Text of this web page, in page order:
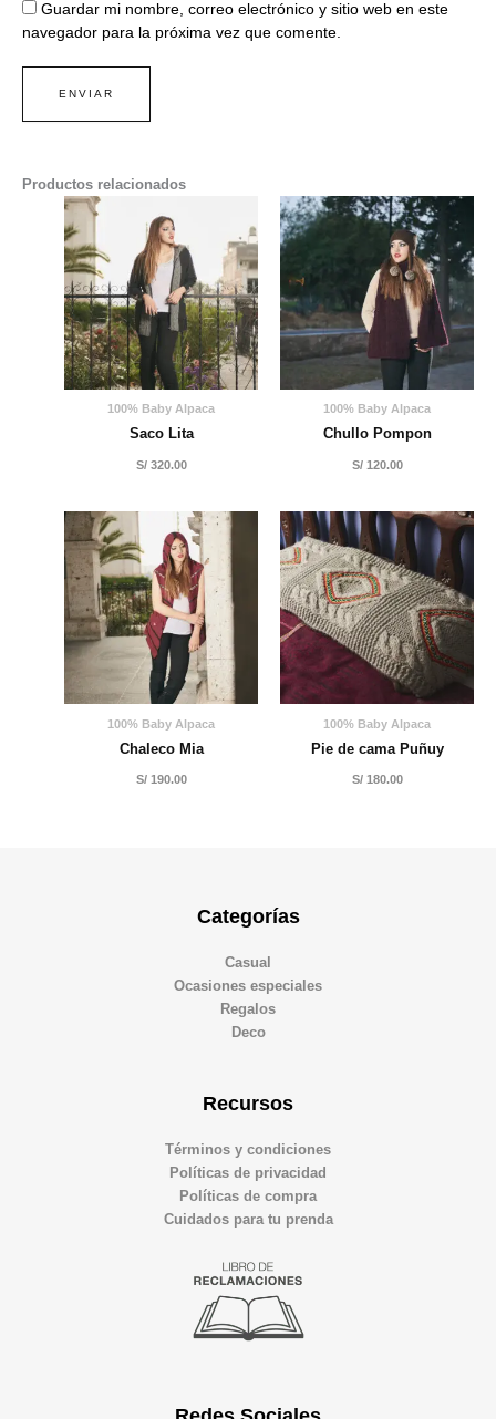
Guardar mi nombre, correo electrónico y sitio web en este
navegador para la próxima vez que comente.
Productos relacionados
100% Baby Alpaca
Saco Lita
S/320.00
100% Baby Alpaca
Chullo Pompon
S/120.00
100% Baby Alpaca
Chaleco Mia
S/190.00
100% Baby Alpaca
Pie de cama Puñuy
S/180.00
Categorías
Casual
Ocasiones especiales
Regalos
Deco
Recursos
Términos y condiciones
Políticas de privacidad
Políticas de compra
Cuidados para tu prenda